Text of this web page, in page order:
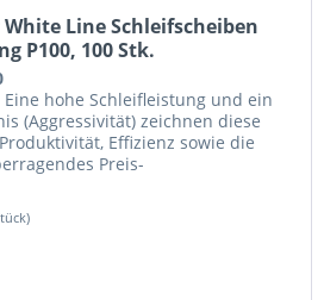
White Line Schleifscheiben
P100, 100 Stk.
Eine hohe Schleifleistung und ein
(Aggressivität) zeichnen diese
Effizienz sowie die
Preis-